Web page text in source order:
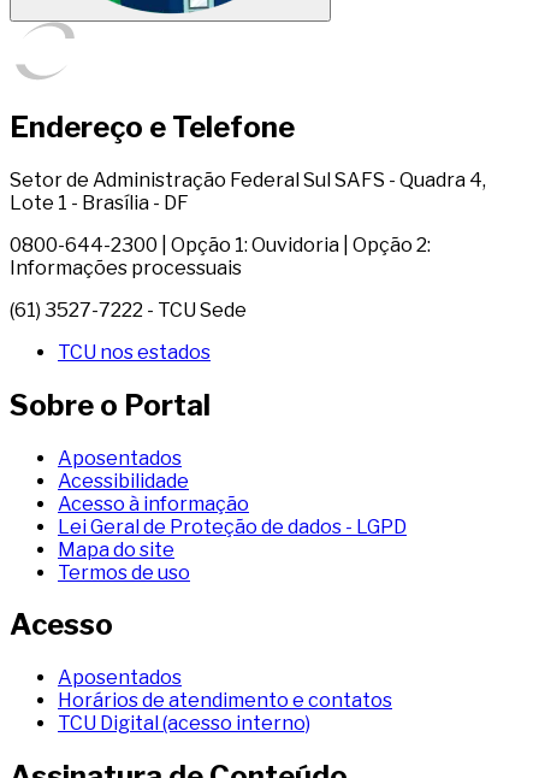
Endereço e Telefone
Setor de Administração Federal Sul SAFS - Quadra 4,
Lote 1 - Brasília - DF
0800-644-2300 | Opção 1: Ouvidoria | Opção 2:
Informações processuais
(61) 3527-7222 - TCU Sede
TCU nos estados
Sobre o Portal
Aposentados
Acessibilidade
Acesso à informação
Lei Geral de Proteção de dados - LGPD
Mapa do site
Termos de uso
Acesso
Aposentados
Horários de atendimento e contatos
TCU Digital (acesso interno)